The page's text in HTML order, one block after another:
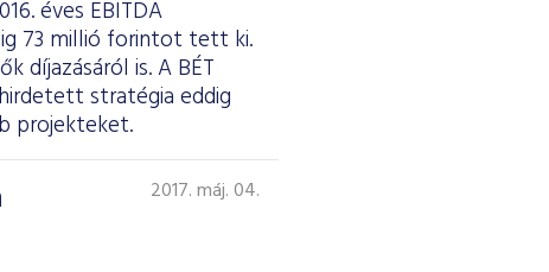
éves EBITDA
73 millió forintot tett ki.
díjazásáról is. A BÉT
stratégia eddig
projekteket.
2017. máj. 04.